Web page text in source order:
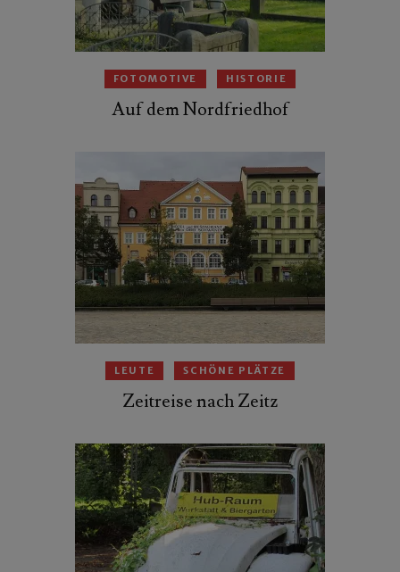
FOTOMOTIVE HISTORIE
Auf dem Nordfriedhof
LEUTE SCHÖNE PLÄTZE
Zeitreise nach Zeitz